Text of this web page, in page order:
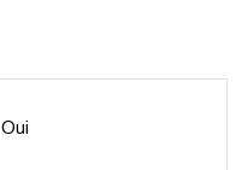
Oui